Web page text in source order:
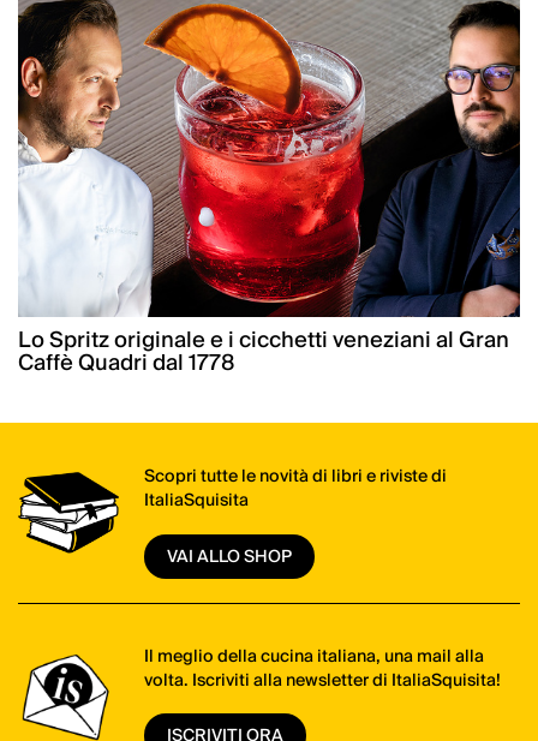
Lo Spritz originale e i cicchetti veneziani al Gran
Caffè Quadri dal 1778
Scopri tutte le novità di libri e riviste di
ItaliaSquisita
VAI ALLO SHOP
Il meglio della cucina italiana, una mail alla
volta. Iscriviti alla newsletter di ItaliaSquisita!